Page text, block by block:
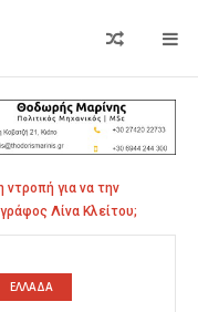
ντροπή για να την
Λίνα Κλείτου;
ΕΛΛΑΔΑ